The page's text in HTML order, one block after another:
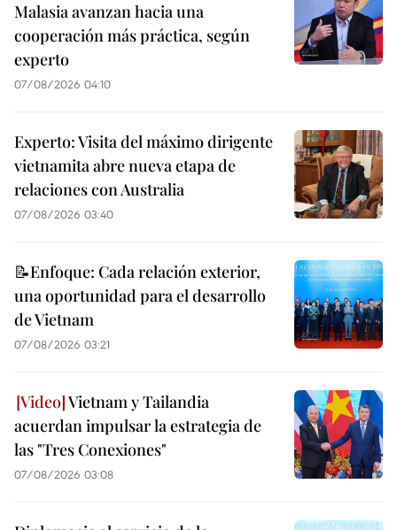
Malasia avanzan hacia una
cooperación más práctica, según
experto
07/08/2026 04:10
Experto: Visita del máximo dirigente
vietnamita abre nueva etapa de
relaciones con Australia
07/08/2026 03:40
📝Enfoque: Cada relación exterior,
una oportunidad para el desarrollo
de Vietnam
07/08/2026 03:21
Vietnam y Tailandia
acuerdan impulsar la estrategia de
las "Tres Conexiones"
07/08/2026 03:08